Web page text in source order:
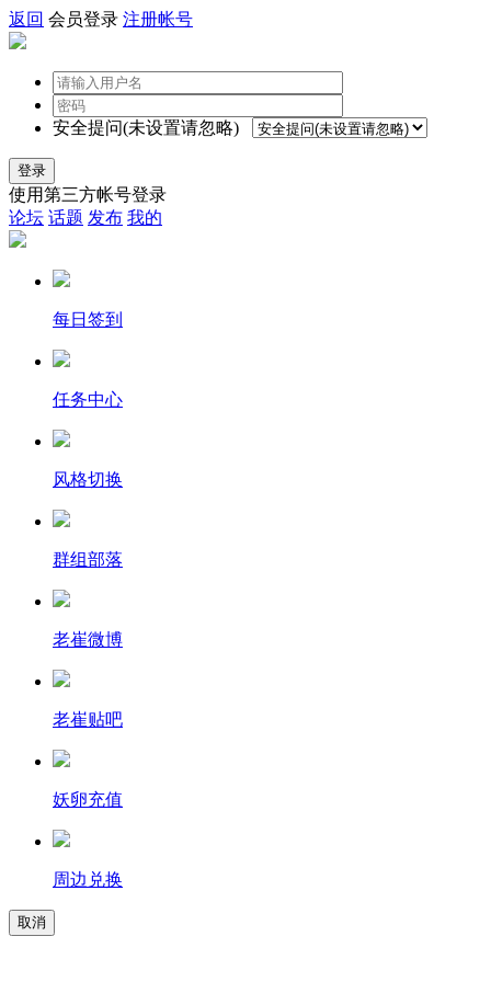
返回 会员登录 注册帐号
安全提问(未设置请忽略)
登录
使用第三方帐号登录
论坛 话题 发布 我的
每日签到
任务中心
风格切换
群组部落
老崔微博
老崔贴吧
妖卵充值
周边兑换
取消